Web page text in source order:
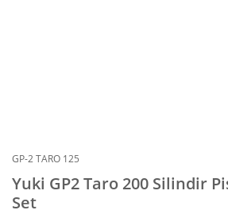
GP-2 TARO 125
Yuki GP2 Taro 200 Silindir
Set